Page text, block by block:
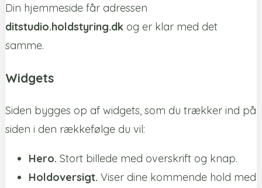
Din hjemmeside får adressen
ditstudio.holdstyring.dk og er klar med det
samme.
Widgets
Siden bygges op af widgets, som du trækker ind på
siden i den rækkefølge du vil:
Hero. Stort billede med overskrift og knap.
Holdoversigt. Viser dine kommende hold med